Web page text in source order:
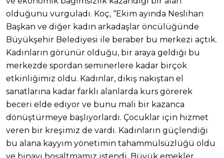
olduğunu vurguladı. Koç, “Ekim ayında Neslihan
Başkan ve diğer kadın arkadaşlar öncülüğünde
Büyükşehir Belediyesi ile beraber bu merkezi açtık.
Kadınların görünür olduğu, bir araya geldiği bu
merkezde spordan seminerlere kadar birçok
etkinliğimiz oldu. Kadınlar, dikiş nakıştan el
sanatlarına kadar farklı alanlarda kurs görerek
beceri elde ediyor ve bunu mali bir kazanca
dönüştürmeye başlıyorlardı. Çocuklar için hizmet
veren bir kreşimiz de vardı. Kadınların güçlendiği
bu alana kayyım yönetimin tahammülsüzlüğü oldu